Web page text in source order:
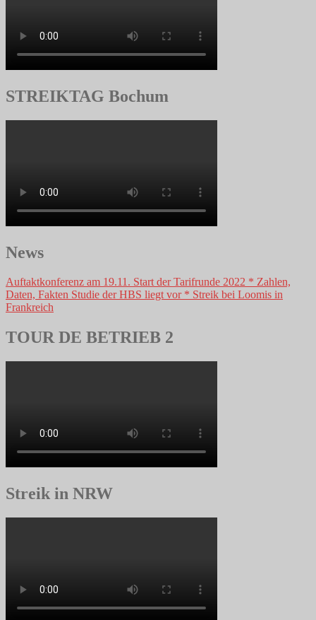
STREIKTAG Bochum
News
Auftaktkonferenz am 19.11. Start der Tarifrunde 2022 * Zahlen,
Daten, Fakten Studie der HBS liegt vor * Streik bei Loomis in
Frankreich
TOUR DE BETRIEB 2
Streik in NRW